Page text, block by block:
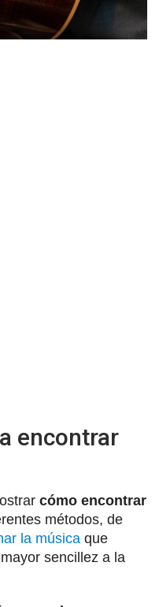
encontrar
cómo encontrar
métodos, de
la música que
sencillez a la